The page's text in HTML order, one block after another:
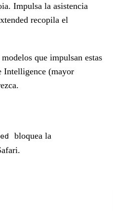
Impulsa la asistencia
recopila el
que impulsan estas
Intelligence (mayor
bloquea la